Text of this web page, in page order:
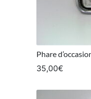
Phare
35,00€